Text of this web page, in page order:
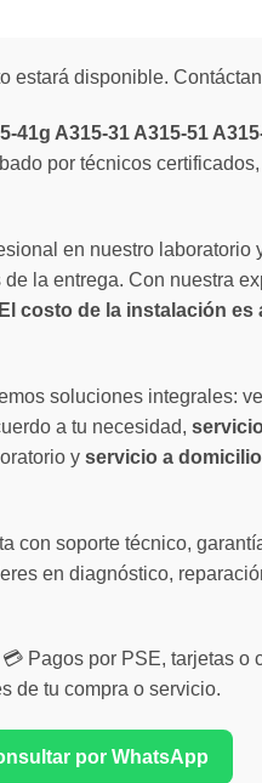
estará disponible.
41g A315-31 A315-51
por técnicos
en nuestro laboratorio
la entrega. Con nuestra
El costo de la instalación es
soluciones integrales:
a tu necesidad,
y servicio a domicilio
con soporte técnico,
en diagnóstico,
Pagos por PSE, tarjetas o
de tu compra o servicio.
por WhatsApp